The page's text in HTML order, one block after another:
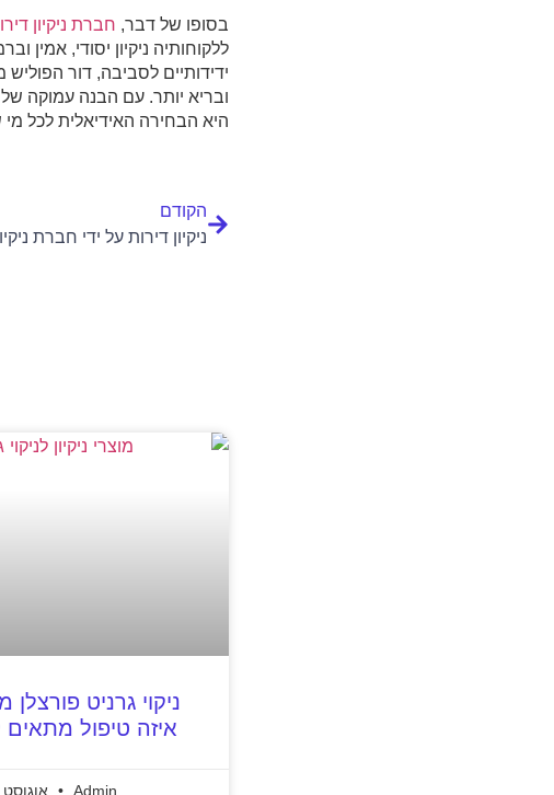
בסופו של דבר, חברת ניקיון
ללקוחותיה ניקיון יסודי, אמין
ידידותיים לסביבה, דור
ובריא יותר. עם הבנה עמוקה
היא הבחירה האידיאלית לכל
הקודם
ניקיון דירות על ידי חברת
ניקוי גרניט פורצלן
איזה טיפול
Admin אוגוסט 6, 2026